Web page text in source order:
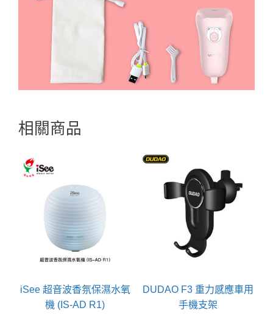
相關商品
iSee 超音波香氛保濕水氧
機 (IS-AD R1)
DUDAO F3 重力感應車用
手機支架